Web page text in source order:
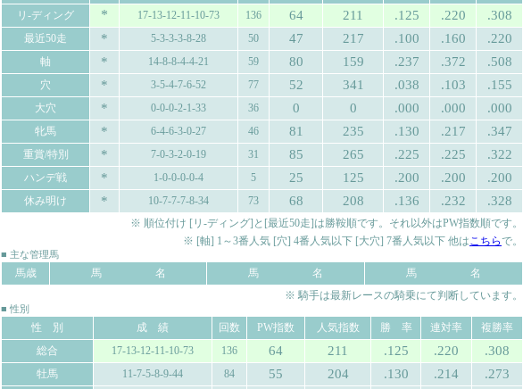
リ-ディング
* 17-13-12-11-10-73 136 64 211 .125 .220 .308
最近50走 * 5-3-3-3-8-28 50 47 217 .100 .160 .220
軸 * 14-8-8-4-4-21 59 80 159 .237 .372 .508
穴 * 3-5-4-7-6-52 77 52 341 .038 .103 .155
大穴 * 0-0-0-2-1-33 36 0 0 .000 .000 .000
牝馬 * 6-4-6-3-0-27 46 81 235 .130 .217 .347
重賞/特別 * 7-0-3-2-0-19 31 85 265 .225 .225 .322
ハンデ戦 * 1-0-0-0-0-4 5 25 125 .200 .200 .200
休み明け * 10-7-7-7-8-34 73 68 208 .136 .232 .328
※ 順位付け [リ-ディング]と[最近50走]は勝鞍順です。それ以外はPW指数順です。
※ [軸] 1～3番人気 [穴] 4番人気以下 [大穴] 7番人気以下 他はこちらで。
■ 主な管理馬
馬歳 馬 名 馬 名
馬 名
※ 騎手は最新レースの騎乗にて判断しています。
■ 性別
性 別 成 績 回数 PW指数 人気指数 勝 率 連対率
複勝率
総合
17-13-12-11-10-73 136 64 211 .125 .220 .308
牡馬 11-7-5-8-9-44 84 55 204 .130 .214 .273